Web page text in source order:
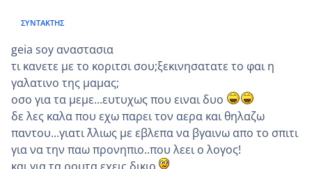
ΣΥΝΤΆΚΤΗΣ
geia soy αναστασια
τι κανετε με το κοριτσι σου;ξεκινησατατε το φαι η
γαλατινο της μαμας;
οσο για τα μεμε...ευτυχως που ειναι δυο
δε λες καλα που εχω παρει τον αερα και θηλαζω
παντου...γιατι ΄λλιως με εβλεπα να βγαινω απο το σπιτι
για να την παω προνηπιο..που λεει ο λογος!